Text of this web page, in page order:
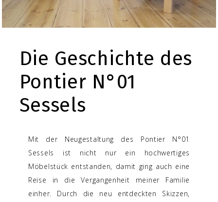
Die Geschichte des
Pontier N°01
Sessels
Mit der Neugestaltung des Pontier N°01
Sessels ist nicht nur ein hochwertiges
Möbelstück entstanden, damit ging auch eine
Reise in die Vergangenheit meiner Familie
einher. Durch die neu entdeckten Skizzen,